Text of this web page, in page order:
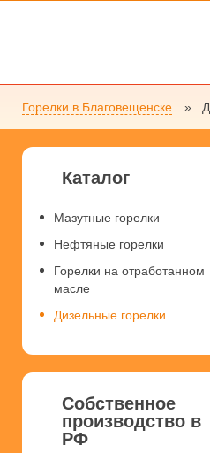
Горелки в Благовещенске
Каталог
Мазутные горелки
Нефтяные горелки
Горелки на отработанном
масле
Дизельные горелки
Собственное
производство в
РФ